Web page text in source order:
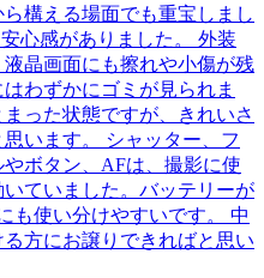
構える場面でも重宝しまし
心感がありました。 外装
晶画面にも擦れや小傷が残
わずかにゴミが見られま
った状態ですが、きれいさ
います。 シャッター、フ
ボタン、AFは、撮影に使
ていました。バッテリーが
も使い分けやすいです。 中
方にお譲りできればと思い